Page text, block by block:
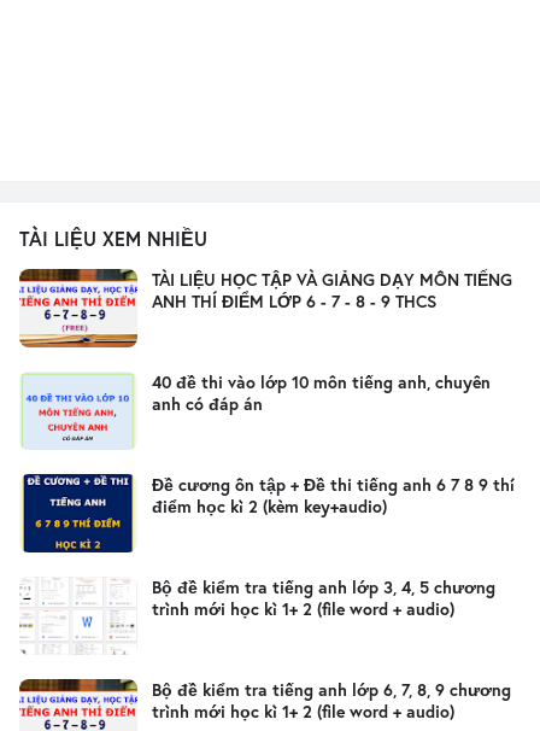
TÀI LIỆU XEM NHIỀU
TÀI LIỆU HỌC TẬP VÀ GIẢNG DẠY MÔN TIẾNG
ANH THÍ ĐIỂM LỚP 6 - 7 - 8 - 9 THCS
40 đề thi vào lớp 10 môn tiếng anh, chuyên
anh có đáp án
Đề cương ôn tập + Đề thi tiếng anh 6 7 8 9 thí
điểm học kì 2 (kèm key+audio)
Bộ đề kiểm tra tiếng anh lớp 3, 4, 5 chương
trình mới học kì 1+ 2 (file word + audio)
Bộ đề kiểm tra tiếng anh lớp 6, 7, 8, 9 chương
trình mới học kì 1+ 2 (file word + audio)